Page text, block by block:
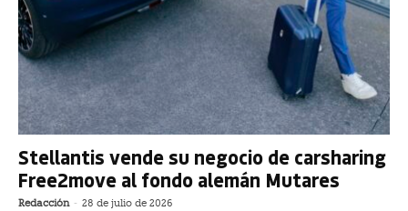
Stellantis vende su negocio de carsharing
Free2move al fondo alemán Mutares
Redacción - 28 de julio de 2026